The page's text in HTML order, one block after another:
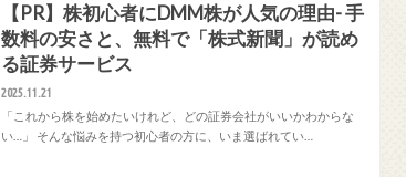
【PR】株初心者にDMM株が人気の理由- 手
数料の安さと、無料で「株式新聞」が読め
る証券サービス
2025.11.21
「これから株を始めたいけれど、どの証券会社がいいかわからな
い…」 そんな悩みを持つ初心者の方に、いま選ばれてい…